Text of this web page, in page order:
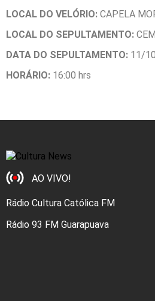
LOCAL DO VELÓRIO: CAPELA
LOCAL DO SEPULTAMENTO:
DATA DO SEPULTAMENTO: 11/
HORÁRIO: 16:00 hrs
AO VIVO!
Rádio Cultura Católica FM
Rádio 93 FM Guarapuava